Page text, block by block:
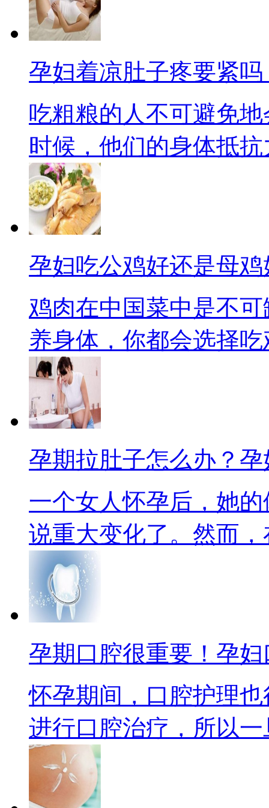
孕妇着凉肚子疼要紧
吃粗粮的人不可避免
时候，他们的身体抵抗
孕妇吃公鸡好还是母
鸡肉在中国菜中是不
养身体，你都会选择吃
孕期拉肚子怎么办？
一个女人怀孕后，她
说重大变化了。然而，
孕期口腔很重要！孕
怀孕期间，口腔护理
进行口腔治疗，所以一